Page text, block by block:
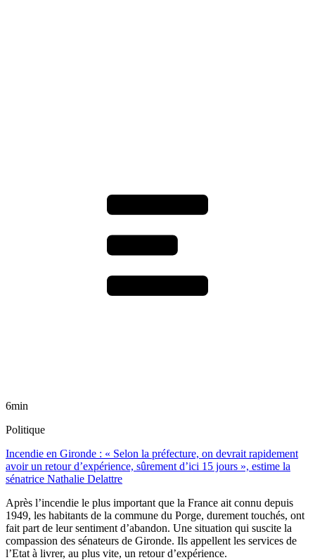
6min
Politique
Incendie en Gironde : « Selon la préfecture, on devrait rapidement
avoir un retour d’expérience, sûrement d’ici 15 jours », estime la
sénatrice Nathalie Delattre
Après l’incendie le plus important que la France ait connu depuis
1949, les habitants de la commune du Porge, durement touchés, ont
fait part de leur sentiment d’abandon. Une situation qui suscite la
compassion des sénateurs de Gironde. Ils appellent les services de
l’Etat à livrer, au plus vite, un retour d’expérience.